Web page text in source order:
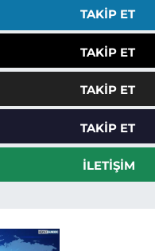
TAKIP ET
TAKIP ET
TAKIP ET
TAKIP ET
İLETIŞIM